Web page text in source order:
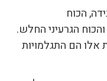
הכוח
הגרעיני החלש.
אלו הם התגלמויות